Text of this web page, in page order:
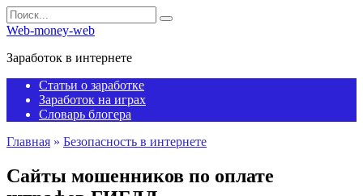
Перейти
к
содержанию
Search
for:
Web-money-web
Заработок в интернете
Статьи о заработке
Заработок на играх
Словарь блогера
Главная » Безопасность в интернете
Сайты мошенников по оплате